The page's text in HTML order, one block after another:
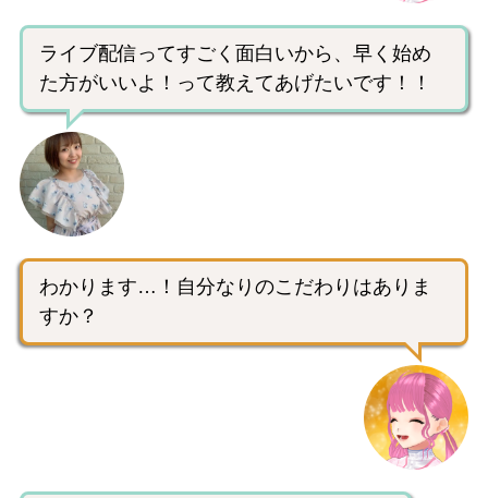
ライブ配信ってすごく面白いから、早く始め
た方がいいよ！って教えてあげたいです！！
わかります…！自分なりのこだわりはありま
すか？